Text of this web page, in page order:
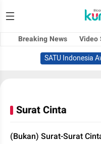
Breaking News Video
SATU Indonesia
Surat Cinta
(Bukan) Surat-Surat